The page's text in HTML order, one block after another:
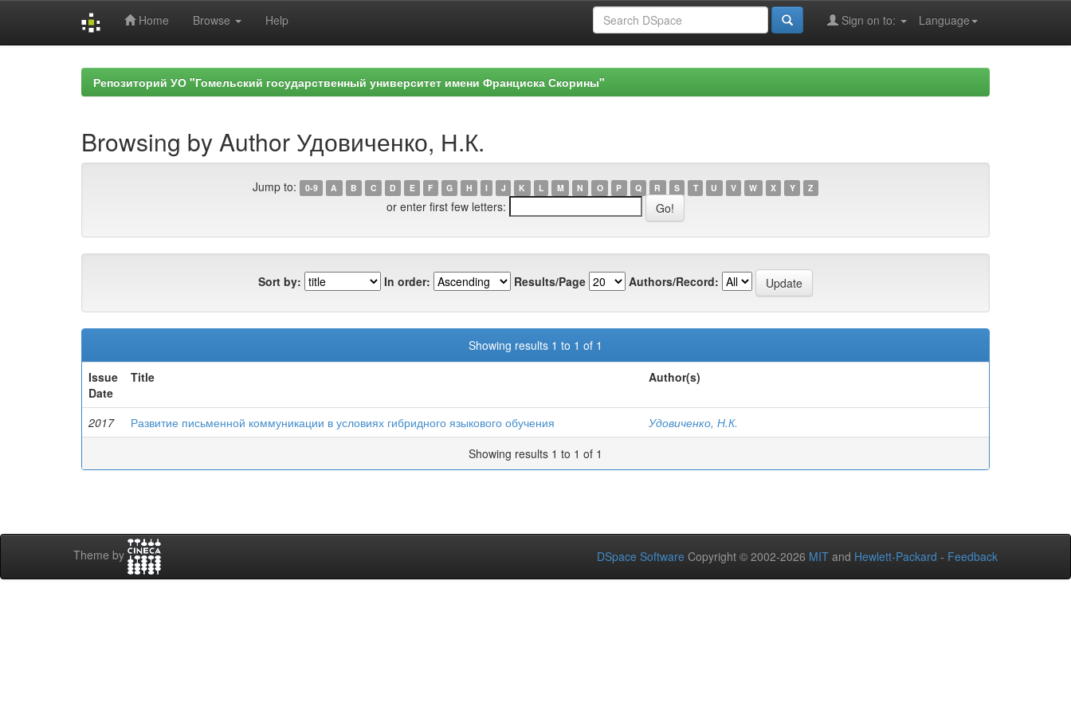
Home Browse Help Language
Sign on to:
Репозиторий УО "Гомельский государственный университет имени Франциска Скорины"
Browsing by Author Удовиченко, Н.К.
Jump to: 0-9 A B C D E F G H I J K L M N O P Q R S T U V W X Y Z
or enter first few letters:
Sort by: In order: Results/Page Authors/Record:
Showing results 1 to 1 of 1
Issue
Date
Title Author(s)
2017 Развитие письменной коммуникации в условиях гибридного языкового обучения
Удовиченко, Н.К.
Showing results 1 to 1 of 1
Theme by DSpace Software Copyright © 2002-2026 MIT and Hewlett-Packard - Feedback